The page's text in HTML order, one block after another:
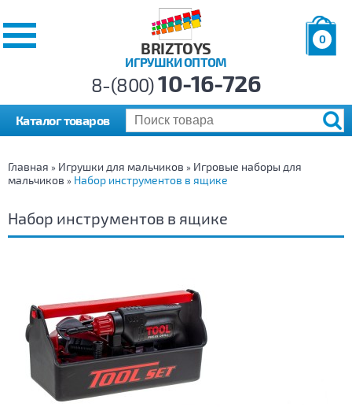
BRIZTOYS
ИГРУШКИ ОПТОМ
0
р.
8-(800)10-16-726
Каталог товаров
Главная » Игрушки для мальчиков » Игровые наборы для
мальчиков » Набор инструментов в ящике
Набор инструментов в ящике